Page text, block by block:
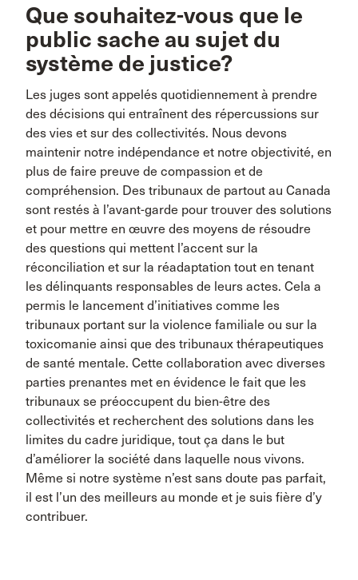
Que souhaitez-vous que le
public sache au sujet du
système de justice?
Les juges sont appelés quotidiennement à prendre
des décisions qui entraînent des répercussions sur
des vies et sur des collectivités. Nous devons
maintenir notre indépendance et notre objectivité, en
plus de faire preuve de compassion et de
compréhension. Des tribunaux de partout au Canada
sont restés à l’avant-garde pour trouver des solutions
et pour mettre en œuvre des moyens de résoudre
des questions qui mettent l’accent sur la
réconciliation et sur la réadaptation tout en tenant
les délinquants responsables de leurs actes. Cela a
permis le lancement d’initiatives comme les
tribunaux portant sur la violence familiale ou sur la
toxicomanie ainsi que des tribunaux thérapeutiques
de santé mentale. Cette collaboration avec diverses
parties prenantes met en évidence le fait que les
tribunaux se préoccupent du bien-être des
collectivités et recherchent des solutions dans les
limites du cadre juridique, tout ça dans le but
d’améliorer la société dans laquelle nous vivons.
Même si notre système n’est sans doute pas parfait,
il est l’un des meilleurs au monde et je suis fière d’y
contribuer.